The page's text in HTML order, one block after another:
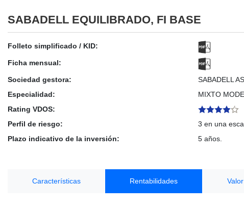
SABADELL EQUILIBRADO, FI BASE
Folleto simplificado / KID:
Ficha mensual:
Sociedad gestora:
SABADELL
Especialidad:
MIXTO
Rating VDOS:
Perfil de riesgo:
3 en una
Plazo indicativo de la inversión:
5 años.
Características Rentabilidades